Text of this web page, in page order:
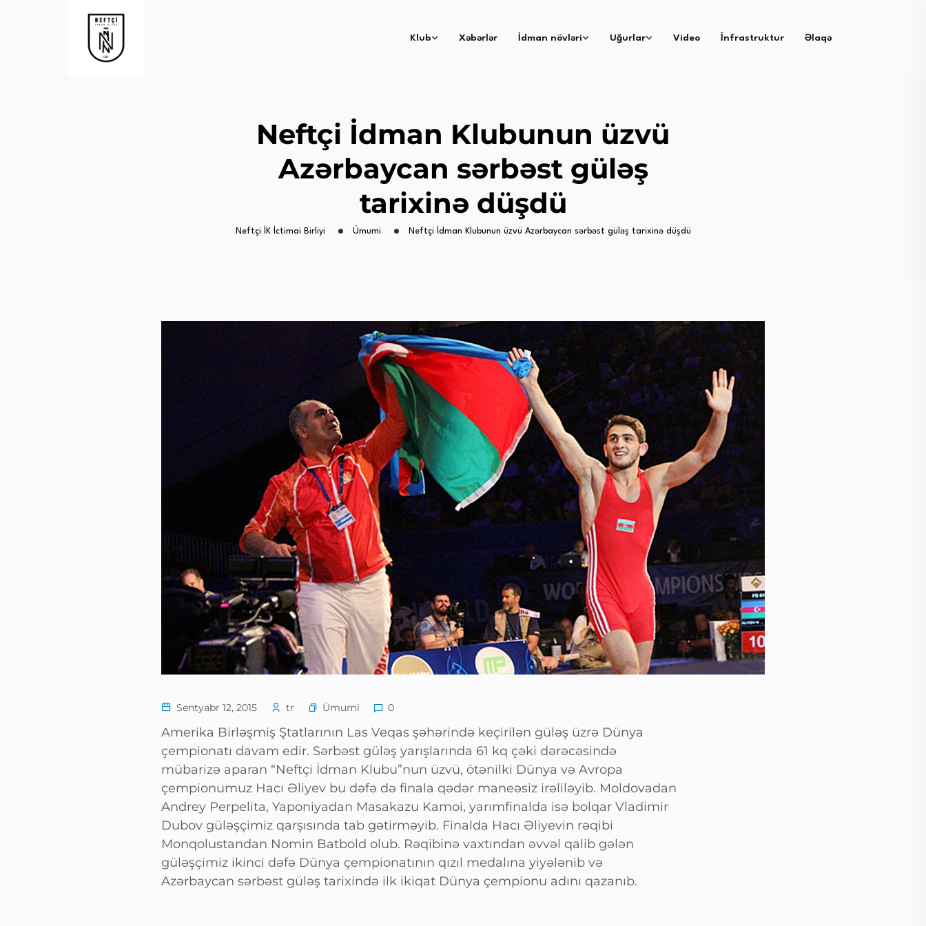
Klub Xəbərlər İdman növləri Uğurlar Video İnfrastruktur Əlaqə
Neftçi İdman Klubunun üzvü
Azərbaycan sərbəst güləş
tarixinə düşdü
Neftçi İK İctimai Birliyi Ümumi Neftçi İdman Klubunun üzvü Azərbaycan sərbəst güləş tarixinə düşdü
Sentyabr 12, 2015 tr Ümumi 0
Amerika Birləşmiş Ştatlarının Las Veqas şəhərində keçirilən güləş üzrə Dünya
çempionatı davam edir. Sərbəst güləş yarışlarında 61 kq çəki dərəcəsində
mübarizə aparan “Neftçi İdman Klubu”nun üzvü, ötənilki Dünya və Avropa
çempionumuz Hacı Əliyev bu dəfə də finala qədər maneəsiz irəliləyib. Moldovadan
Andrey Perpelita, Yaponiyadan Masakazu Kamoi, yarımfinalda isə bolqar Vladimir
Dubov güləşçimiz qarşısında tab gətirməyib. Finalda Hacı Əliyevin rəqibi
Monqolustandan Nomin Batbold olub. Rəqibinə vaxtından əvvəl qalib gələn
güləşçimiz ikinci dəfə Dünya çempionatının qızıl medalına yiyələnib və
Azərbaycan sərbəst güləş tarixində ilk ikiqat Dünya çempionu adını qazanıb.